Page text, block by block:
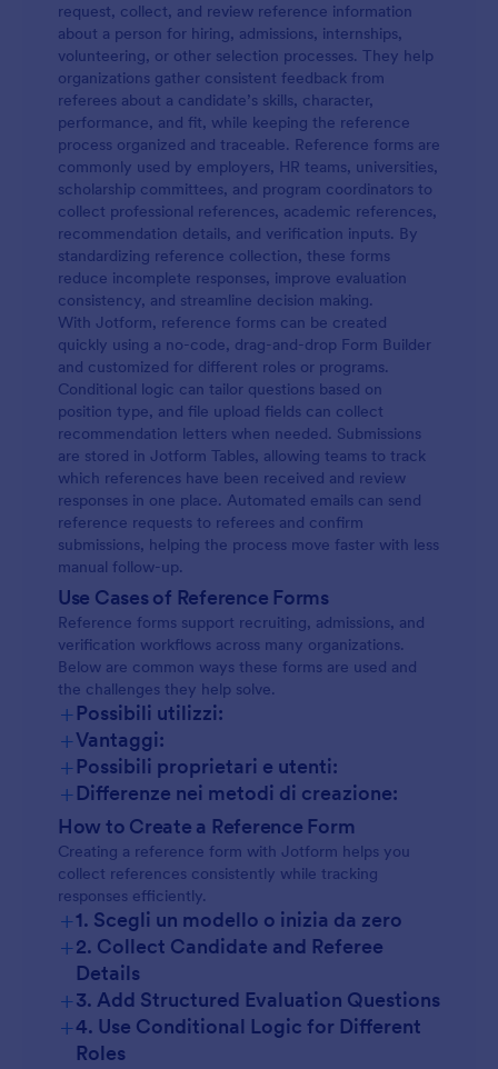
request, collect, and review reference information
about a person for hiring, admissions, internships,
volunteering, or other selection processes. They help
organizations gather consistent feedback from
referees about a candidate’s skills, character,
performance, and fit, while keeping the reference
process organized and traceable. Reference forms are
commonly used by employers, HR teams, universities,
scholarship committees, and program coordinators to
collect professional references, academic references,
recommendation details, and verification inputs. By
standardizing reference collection, these forms
reduce incomplete responses, improve evaluation
consistency, and streamline decision making.
With Jotform, reference forms can be created
quickly using a no-code, drag-and-drop Form Builder
and customized for different roles or programs.
Conditional logic can tailor questions based on
position type, and file upload fields can collect
recommendation letters when needed. Submissions
are stored in Jotform Tables, allowing teams to track
which references have been received and review
responses in one place. Automated emails can send
reference requests to referees and confirm
submissions, helping the process move faster with less
manual follow-up.
Use Cases of Reference Forms
Reference forms support recruiting, admissions, and
verification workflows across many organizations.
Below are common ways these forms are used and
the challenges they help solve.
+Possibili utilizzi:
+Vantaggi:
+Possibili proprietari e utenti:
+Differenze nei metodi di creazione:
How to Create a Reference Form
Creating a reference form with Jotform helps you
collect references consistently while tracking
responses efficiently.
+1. Scegli un modello o inizia da zero
+2. Collect Candidate and Referee
Details
+3. Add Structured Evaluation Questions
+4. Use Conditional Logic for Different
Roles